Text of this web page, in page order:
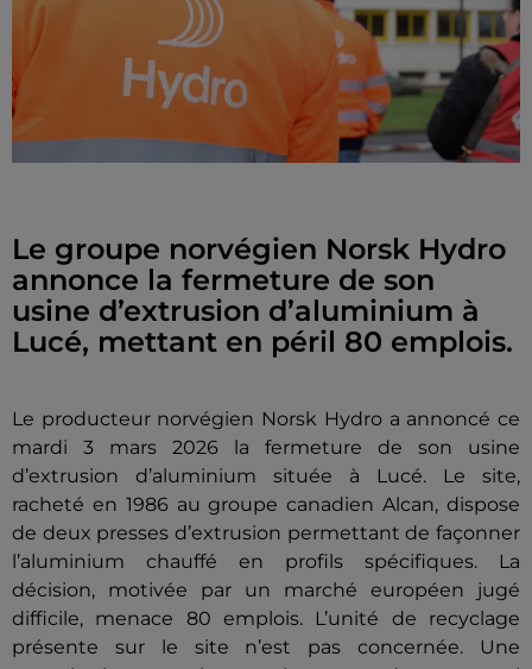
Le groupe norvégien Norsk Hydro
annonce la fermeture de son
usine d’extrusion d’aluminium à
Lucé, mettant en péril 80 emplois.
Le producteur norvégien Norsk Hydro a annoncé ce
mardi 3 mars 2026 la fermeture de son usine
d’extrusion d’aluminium située à Lucé. Le site,
racheté en 1986 au groupe canadien Alcan, dispose
de deux presses d’extrusion permettant de façonner
l’aluminium chauffé en profils spécifiques. La
décision, motivée par un marché européen jugé
difficile, menace 80 emplois. L’unité de recyclage
présente sur le site n’est pas concernée. Une